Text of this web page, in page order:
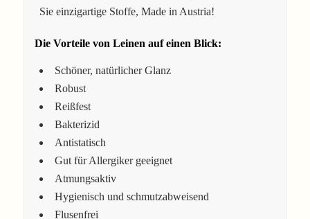
Sie einzigartige Stoffe, Made in Austria!
Die Vorteile von Leinen auf einen Blick:
Schöner, natürlicher Glanz
Robust
Reißfest
Bakterizid
Antistatisch
Gut für Allergiker geeignet
Atmungsaktiv
Hygienisch und schmutzabweisend
Flusenfrei